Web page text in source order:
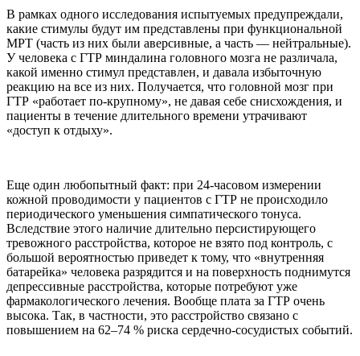
В рамках одного исследования испытуемых предупреждали,
какие стимулы будут им представлены при функциональной
МРТ (часть из них были аверсивные, а часть — нейтральные).
У человека с ГТР миндалина головного мозга не различала,
какой именно стимул представлен, и давала избыточную
реакцию на все из них. Получается, что головной мозг при
ГТР «работает по-крупному», не давая себе снисхождения, и
пациенты в течение длительного времени утрачивают
«доступ к отдыху».
Еще один любопытный факт: при 24-часовом измерении
кожной проводимости у пациентов с ГТР не происходило
периодического уменьшения симпатического тонуса.
Вследствие этого наличие длительно персистирующего
тревожного расстройства, которое не взято под контроль, с
большой вероятностью приведет к тому, что «внутренняя
батарейка» человека разрядится и на поверхность поднимутся
депрессивные расстройства, которые потребуют уже
фармакологического лечения. Вообще плата за ГТР очень
высока. Так, в частности, это расстройство связано с
повышением на 62–74 % риска сердечно-сосудистых событий.